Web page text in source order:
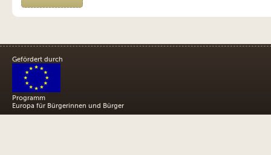
Gefördert durch
Programm
Europa für Bürgerinnen und Bürger